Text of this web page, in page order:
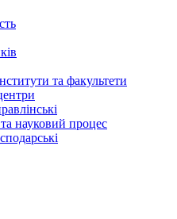
та факультети
науковий процес